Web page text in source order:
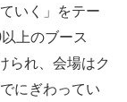
いく」をテー
上のブース
られ、会場はク
にぎわってい